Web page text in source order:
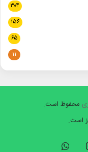
۳۰۴
۱۵۶
۶۵
۱۱
محفوظ است.
است.
اینستاگرام